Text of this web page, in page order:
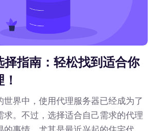
择指南：轻松找到适合你
世界中，使用代理服务器已经成为了
求。不过，选择适合自己需求的代理